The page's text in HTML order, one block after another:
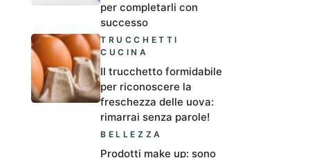
per completarli con
successo
TRUCCHETTI
CUCINA
Il trucchetto formidabile
per riconoscere la
freschezza delle uova:
rimarrai senza parole!
BELLEZZA
Prodotti make up: sono